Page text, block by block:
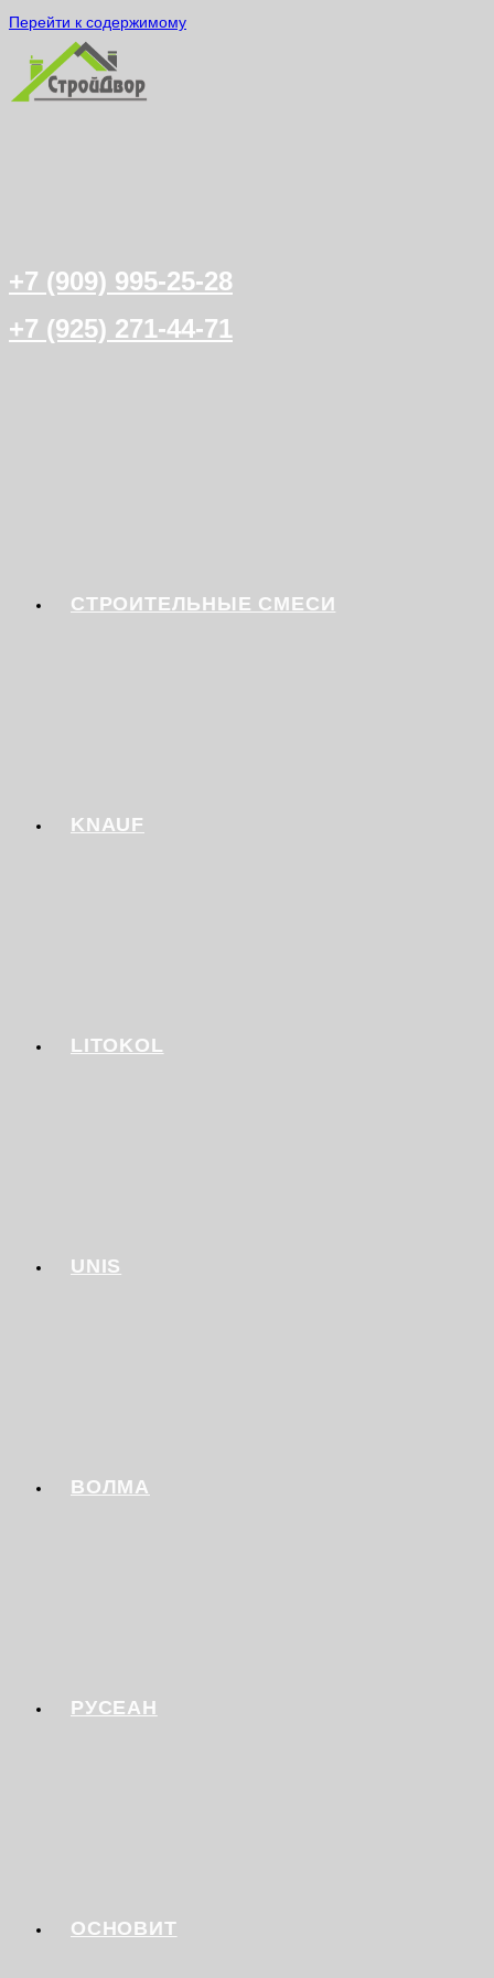
Перейти к содержимому
+7 (909) 995-25-28
+7 (925) 271-44-71
СТРОИТЕЛЬНЫЕ СМЕСИ
KNAUF
LITOKOL
UNIS
ВОЛМА
РУСЕАН
ОСНОВИТ